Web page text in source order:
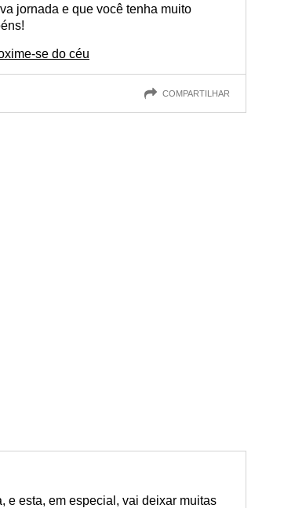
jornada e que você tenha muito
se do céu
COMPARTILHAR
e esta, em especial, vai deixar muitas